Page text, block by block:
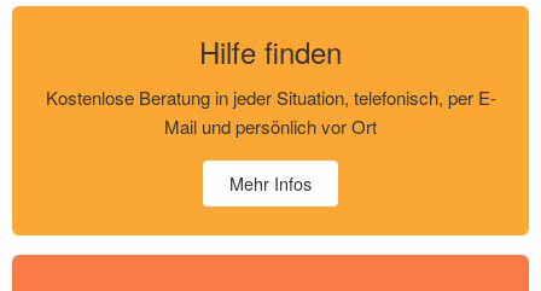
Hilfe finden
Kostenlose Beratung in jeder Situation, telefonisch, per E-
Mail und persönlich vor Ort
Mehr Infos